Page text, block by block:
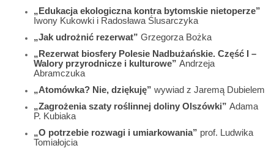
„Edukacja ekologiczna kontra bytomskie nietoperze”
Iwony Kukowki i Radosława Ślusarczyka
„Jak udrożnić rezerwat” Grzegorza Bożka
„Rezerwat biosfery Polesie Nadbużańskie. Część I –
Walory przyrodnicze i kulturowe” Andrzeja
Abramczuka
„Atomówka? Nie, dziękuję” wywiad z Jaremą Dubielem
„Zagrożenia szaty roślinnej doliny Olszówki” Adama
P. Kubiaka
„O potrzebie rozwagi i umiarkowania” prof. Ludwika
Tomiałojcia